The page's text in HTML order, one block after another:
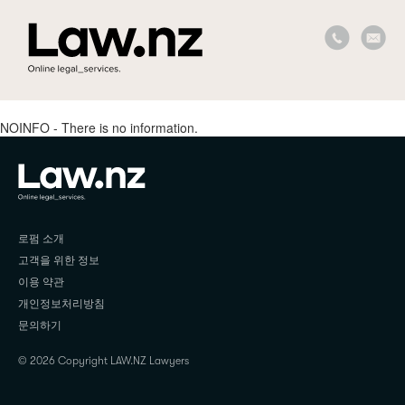
NOINFO - There is no information.
로펌 소개
고객을 위한 정보
이용 약관
개인정보처리방침
문의하기
© 2026 Copyright LAW.NZ Lawyers